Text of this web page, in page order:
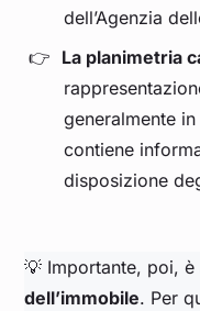
dell’Agenzia
La planimetria
generalmente
contiene
disposizione
💡 Importante, poi, è
dell’immobile. Per